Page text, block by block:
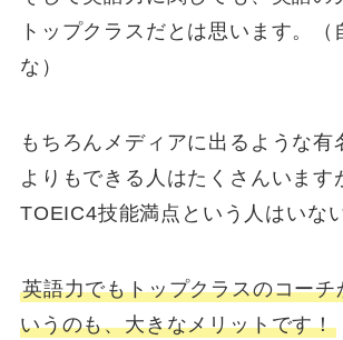
トップクラスだとは思います。（
な）
もちろんメディアに出るような有
よりもできる人はたくさんいます
TOEIC4技能満点という人はいな
英語力でもトップクラスのコーチ
いうのも、大きなメリットです！